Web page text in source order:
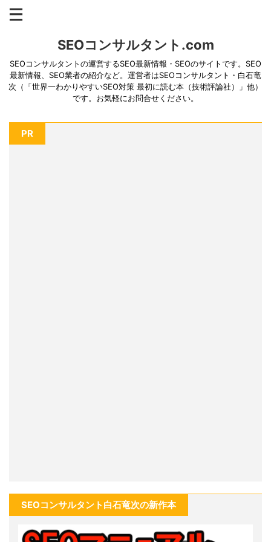
SEOコンサルタント.com
SEOコンサルタントの運営するSEO最新情報・SEOのサイトです。SEO
最新情報、SEO業者の紹介など。運営者はSEOコンサルタント・白石竜
次（「世界一わかりやすいSEO対策 最初に読む本（技術評論社）」他）
です。お気軽にお問合せください。
PR
SEOコンサルタント白石竜次の新作本